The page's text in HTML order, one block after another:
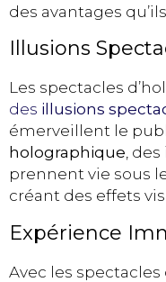
des avantages
Illusions
Les spectacles
des illusions
émerveillent le
holographique,
prennent vie sous
créant des effets
Expérience
Avec les